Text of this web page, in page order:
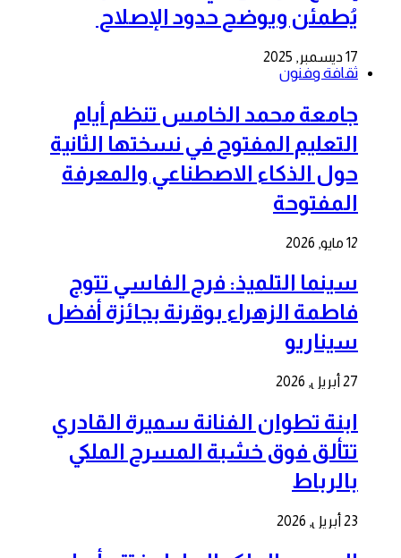
يُطمئن ويوضح حدود الإصلاح
17 ديسمبر, 2025
ثقافة وفنون
جامعة محمد الخامس تنظم أيام
التعليم المفتوح في نسختها الثانية
حول الذكاء الاصطناعي والمعرفة
المفتوحة
12 مايو, 2026
سينما التلميذ: فرح الفاسي تتوج
فاطمة الزهراء بوقرنة بجائزة أفضل
سيناريو
27 أبريل, 2026
ابنة تطوان الفنانة سميرة القادري
تتألق فوق خشبة المسرح الملكي
بالرباط
23 أبريل, 2026